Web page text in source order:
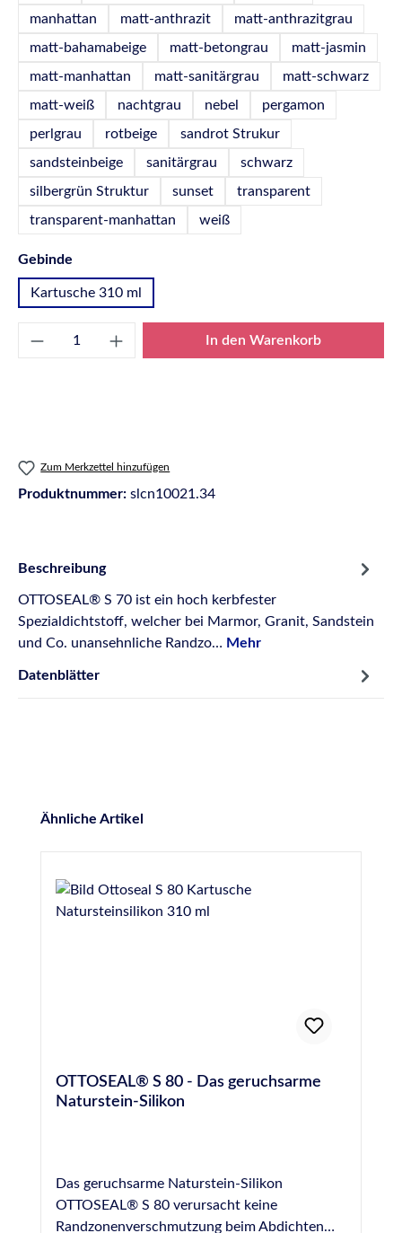
manhattan
matt-anthrazit
matt-anthrazitgrau
matt-bahamabeige
matt-betongrau
matt-jasmin
matt-manhattan
matt-sanitärgrau
matt-schwarz
matt-weiß
nachtgrau nebel
pergamon
perlgrau
rotbeige
sandrot Strukur
sandsteinbeige
sanitärgrau
schwarz
silbergrün Struktur
sunset
transparent
transparent-manhattan
weiß
Gebinde
Kartusche 310 ml
Produkt Anzahl: Gib den gewünschten
In den Warenkorb
Zum Merkzettel hinzufügen
Produktnummer: slcn10021.34
Beschreibung
OTTOSEAL® S 70 ist ein hoch kerbfester
Spezialdichtstoff, welcher bei Marmor, Granit, Sandstein
und Co. unansehnliche Randzo… Mehr
Datenblätter
Produktgalerie überspringen
Ähnliche Artikel
OTTOSEAL® S 80 - Das geruchsarme
Naturstein-Silikon
Das geruchsarme Naturstein-Silikon
OTTOSEAL® S 80 verursacht keine
Randzonenverschmutzung beim Abdichten